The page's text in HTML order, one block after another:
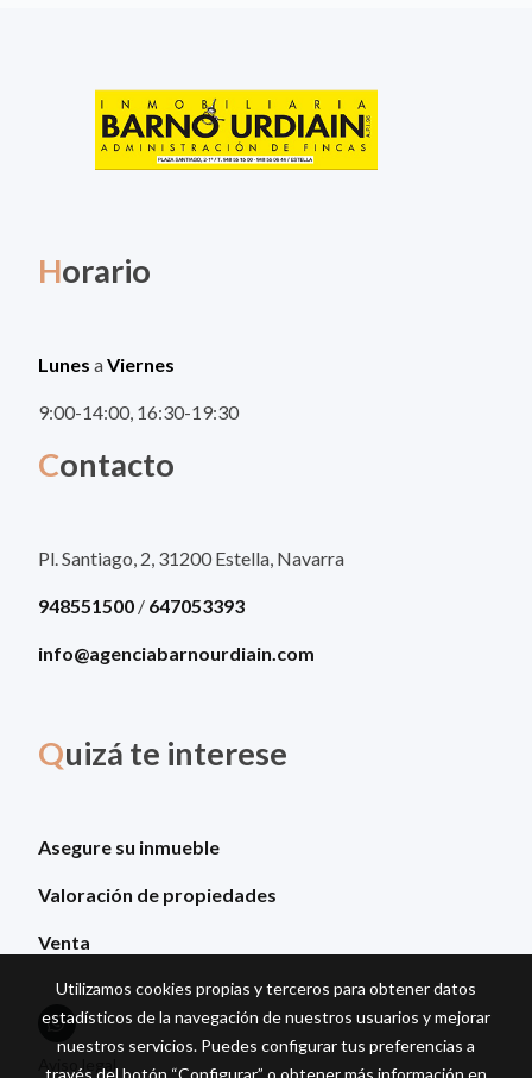
Horario
Lunes aViernes
9:00-14:00, 16:30-19:30
Contacto
Pl. Santiago, 2, 31200 Estella, Navarra
948551500 / 647053393
info@agenciabarnourdiain.com
Quizá te interese
Asegure su inmueble
Valoración de propiedades
Venta
Aviso legal
Utilizamos cookies propias y terceros para obtener datos
estadísticos de la navegación de nuestros usuarios y mejorar
nuestros servicios. Puedes configurar tus preferencias a
través del botón “Configurar” o obtener más información en